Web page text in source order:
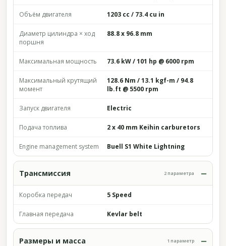
Объём двигателя 1203 cc / 73.4 cu in
Диаметр цилиндра × ход
поршня
88.8 x 96.8 mm
Максимальная мощность 73.6 kW / 101 hp @ 6000 rpm
Максимальный крутящий
момент
128.6 Nm / 13.1 kgf-m / 94.8
lb.ft @ 5500 rpm
Запуск двигателя Electric
Подача топлива 2 x 40 mm Keihin carburetors
Engine management system Buell S1 White Lightning
Трансмиссия 2 параметра
Коробка передач 5 Speed
Главная передача Kevlar belt
Размеры и масса 1 параметр